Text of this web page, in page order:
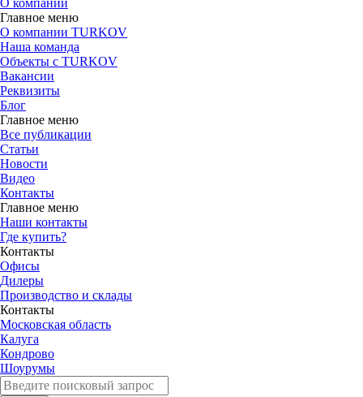
О компании
Главное меню
О компании TURKOV
Наша команда
Объекты с TURKOV
Вакансии
Реквизиты
Блог
Главное меню
Все публикации
Статьи
Новости
Видео
Контакты
Главное меню
Наши контакты
Где купить?
Контакты
Офисы
Дилеры
Производство и склады
Контакты
Московская область
Калуга
Кондрово
Шоурумы